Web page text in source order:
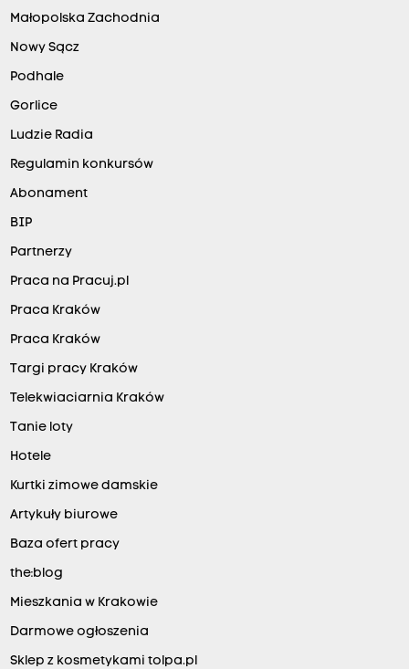
Małopolska Zachodnia
Nowy Sącz
Podhale
Gorlice
Ludzie Radia
Regulamin konkursów
Abonament
BIP
Partnerzy
Praca na Pracuj.pl
Praca Kraków
Praca Kraków
Targi pracy Kraków
Telekwiaciarnia Kraków
Tanie loty
Hotele
Kurtki zimowe damskie
Artykuły biurowe
Baza ofert pracy
the:blog
Mieszkania w Krakowie
Darmowe ogłoszenia
Sklep z kosmetykami tolpa.pl